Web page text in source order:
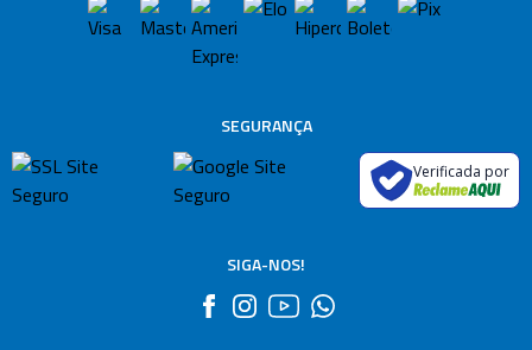
SEGURANÇA
Verificada por
SIGA-NOS!